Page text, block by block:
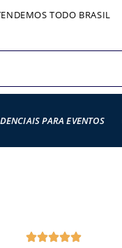
TODO BRASIL
PARA EVENTOS